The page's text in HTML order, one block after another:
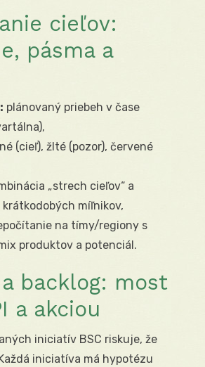
cieľov:
pásma a
plánovaný priebeh v čase
(cieľ), žlté (pozor), červené
„strech cieľov“ a
míľnikov,
na tímy/regiony s
produktov a potenciál.
backlog: most
a akciou
iniciatív BSC riskuje, že
iniciatíva má hypotézu